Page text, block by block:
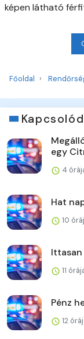
képen látható
Főoldal
egy
4
Hat
10
11
Pénz
12